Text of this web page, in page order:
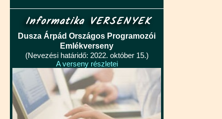
Informatika VERSENYEK
Dusza Árpád Országos Programozói
Emlékverseny
(Nevezési határidő: 2022. október 15.)
A verseny részletei